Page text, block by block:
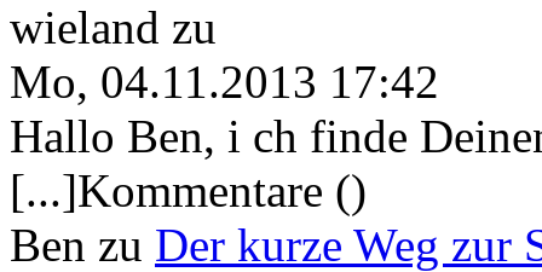
wieland zu
Mo, 04.11.2013 17:42
Hallo Ben, i ch finde
[...]Kommentare ()
Ben zu Der kurze Weg zur